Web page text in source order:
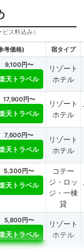
ス料込み）
考価格) 宿タイプ
9,100円〜
天トラベル
リゾート
ホテル
17,900円〜
天トラベル
リゾート
ホテル
7,600円〜
天トラベル
リゾート
ホテル
5,300円〜
天トラベル
コテー
ジ・ロッ
ジ・一棟
貸
5,800円〜
天トラベル
リゾート
ホテル